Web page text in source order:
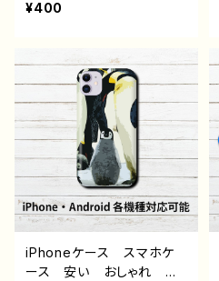
eria GooglePixel AQ
UOS OPPO ワイモバイ
ル etc. 手帳型 全機種
対応
¥400
iPhoneケース スマホケ
ース 安い おしゃれ か